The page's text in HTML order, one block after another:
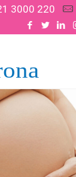
3000 220